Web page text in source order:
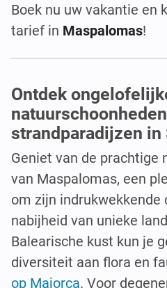
Boek nu uw vakantie en
tarief in Maspalomas!
Ontdek
strandparadijzen in
Geniet van de prachtige
van Maspalomas, een
om zijn indrukwekkende
nabijheid van unieke
Balearische kust kun je
diversiteit aan flora en
op Majorca. Voor